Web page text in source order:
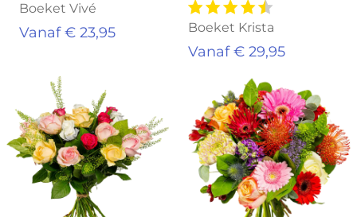
Boeket Vivé
Vanaf € 23,95 Boeket Krista
Vanaf € 29,95